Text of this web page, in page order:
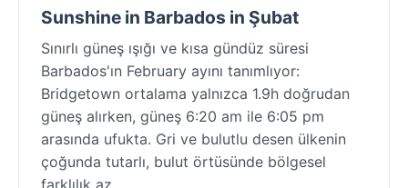
Sunshine in Barbados in Şubat
Sınırlı güneş ışığı ve kısa gündüz süresi
Barbados'ın February ayını tanımlıyor:
Bridgetown ortalama yalnızca 1.9h doğrudan
güneş alırken, güneş 6:20 am ile 6:05 pm
arasında ufukta. Gri ve bulutlu desen ülkenin
çoğunda tutarlı, bulut örtüsünde bölgesel
farklılık az.